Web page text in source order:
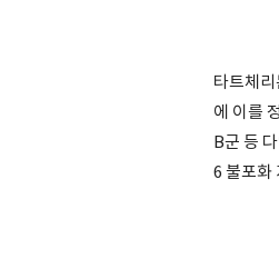
타트체
에 이를
B군 등
6 불포화